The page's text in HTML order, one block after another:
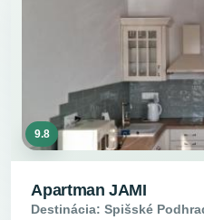
9.8
Apartman JAMI
Destinácia: Spišské